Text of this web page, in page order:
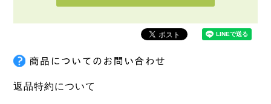
返品特約について